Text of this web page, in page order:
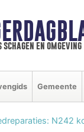
en omgeving
Gemeente
N242